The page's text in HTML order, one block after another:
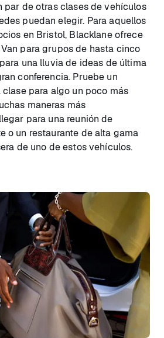
par de otras clases de vehículos
puedan elegir. Para aquellos
en Bristol, Blacklane ofrece
para grupos de hasta cinco
una lluvia de ideas de última
conferencia. Pruebe un
para algo un poco más
maneras más
para una reunión de
o un restaurante de alta gama
de uno de estos vehículos.